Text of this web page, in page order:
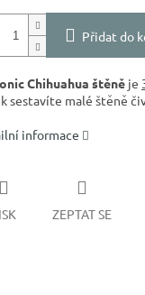
Přidat do
Chihuahua štěně je
sestavíte malé štěně
informace
ZEPTAT SE